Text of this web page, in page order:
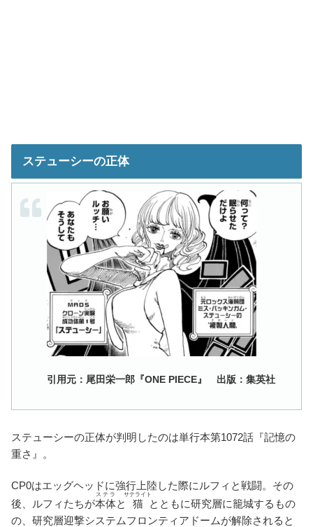
ステューシーの正体
引用元：尾田栄一郎『ONE PIECE』 出版：集英社
ステューシーの正体が判明したのは単行本第1072話『記憶の
重さ』。
CP0はエッグヘッドに強行上陸した際にルフィと戦闘。その
後、ルフィたちが本体
ステラ
と 猫
サテライト
とともに研究層に籠城するもの
の、研究層迎撃システムフロンティアドームが解除されると